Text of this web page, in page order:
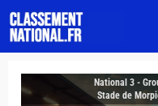
National 3 -
Stade de